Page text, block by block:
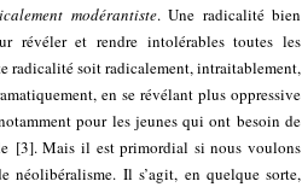
modérantiste. Une radicalité bien
révéler et rendre intolérables toutes les
radicalité soit radicalement, intraitablement,
en se révélant plus oppressive
pour les jeunes qui ont besoin de
[3]. Mais il est primordial si nous voulons
néolibéralisme. Il s’agit, en quelque sorte,